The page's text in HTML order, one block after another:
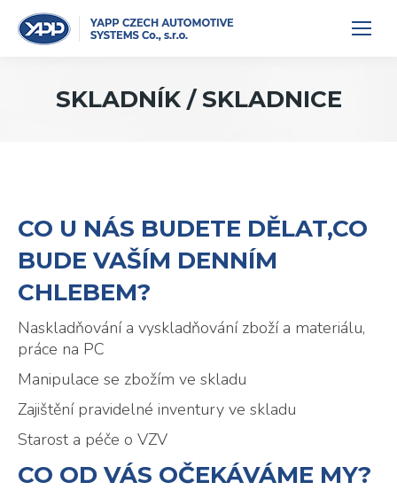
SKLADNÍK / SKLADNICE
CO U NÁS BUDETE DĚLAT,CO
BUDE VAŠÍM DENNÍM
CHLEBEM?
Naskladňování a vyskladňování zboží a materiálu,
práce na PC
Manipulace se zbožím ve skladu
Zajištění pravidelné inventury ve skladu
Starost a péče o VZV
CO OD VÁS OČEKÁVÁME MY?